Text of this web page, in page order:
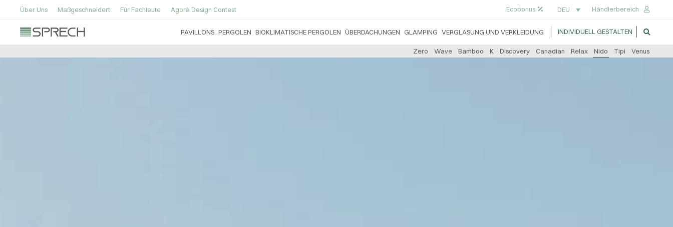
Über Uns Maßgeschneidert Für Fachleute Agorà Design Contest Ecobonus DEU Händlerbereich
PAVILLONS PERGOLEN BIOKLIMATISCHE PERGOLEN ÜBERDACHUNGEN GLAMPING VERGLASUNG UND VERKLEIDUNG INDIVIDUELL GESTALTEN
Zero Wave Bamboo K Discovery Canadian Relax Nido Tipi Venus